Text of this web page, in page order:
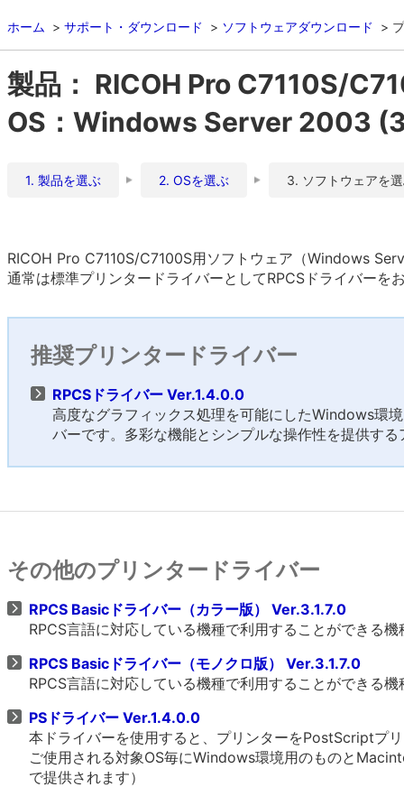
ホーム サポート・ダウンロード ソフトウェアダウンロード
製品： RICOH Pro C7110S/
OS：Windows Server 2003
1. 製品を選ぶ 2. OSを選ぶ 3. ソフトウェアを
RICOH Pro C7110S/C7100S用ソフトウェア（Windows
通常は標準プリンタードライバーとしてRPCSドライバーを
推奨プリンタードライバー
RPCSドライバー Ver.1.4.0.0
高度なグラフィックス処理を可能にしたWindows環
バーです。多彩な機能とシンプルな操作性を提供す
その他のプリンタードライバー
RPCS Basicドライバー（カラー版） Ver.3.1.7.0
RPCS言語に対応している機種で利用することができる
RPCS Basicドライバー（モノクロ版） Ver.3.1.7.0
RPCS言語に対応している機種で利用することができる
PSドライバー Ver.1.4.0.0
本ドライバーを使用すると、プリンターをPostScriptプ
ご使用される対象OS毎にWindows環境用のものと
で提供されます）